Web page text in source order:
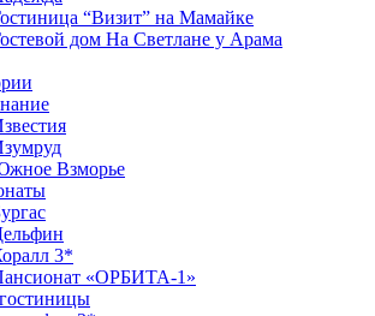
“Визит” на Мамайке
дом На Светлане у Арама
Взморье
3*
«ОРБИТА-1»